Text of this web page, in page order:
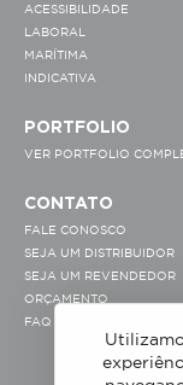
ACESSIBILIDADE
LABORAL
MARÍTIMA
INDICATIVA
PORTFOLIO
VER PORTFOLIO
CONTATO
FALE CONOSCO
SEJA UM DISTRIBUIDOR
SEJA UM REVENDEDOR
ORÇAMENTO
FAQ